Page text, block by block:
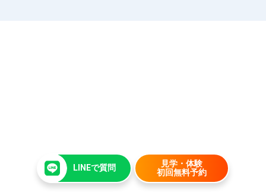
LINEで質問
見学・体験
初回無料予約